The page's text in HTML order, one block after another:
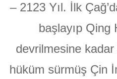
– 2123 Yıl. İlk
başlayıp Qing
devrilmesine
hüküm sürmüş Çin